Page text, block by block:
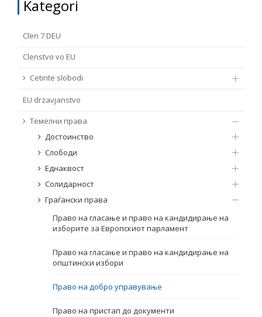
TË DREJTA THEMELORE
Burim
Tip
Nga rrjeti 23
Kategori
Clen 7 DEU
Clenstvo vo EU
Cetirite slobodi
EU drzavјanstvo
Темелни права
Достоинство
Слободи
Еднаквост
Солидарност
Граѓански права
Право на гласање и право на кандидирање на
изборите за Европскиот парламент
Право на гласање и право на кандидирање на
општински избори
Право на добро управување
Право на пристап до документи